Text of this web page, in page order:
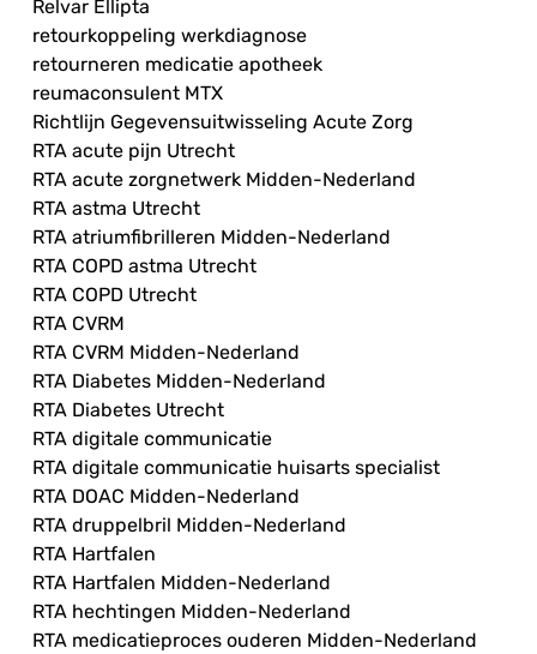
Relvar Ellipta
retourkoppeling werkdiagnose
retourneren medicatie apotheek
reumaconsulent MTX
Richtlijn Gegevensuitwisseling Acute Zorg
RTA acute pijn Utrecht
RTA acute zorgnetwerk Midden-Nederland
RTA astma Utrecht
RTA atriumfibrilleren Midden-Nederland
RTA COPD astma Utrecht
RTA COPD Utrecht
RTA CVRM
RTA CVRM Midden-Nederland
RTA Diabetes Midden-Nederland
RTA Diabetes Utrecht
RTA digitale communicatie
RTA digitale communicatie huisarts specialist
RTA DOAC Midden-Nederland
RTA druppelbril Midden-Nederland
RTA Hartfalen
RTA Hartfalen Midden-Nederland
RTA hechtingen Midden-Nederland
RTA medicatieproces ouderen Midden-Nederland